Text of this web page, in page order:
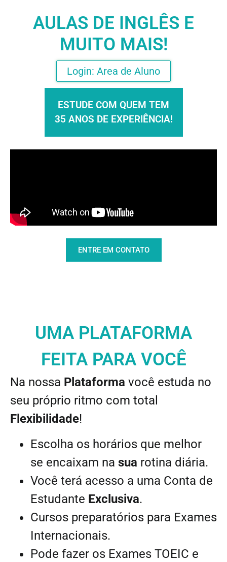
AULAS DE INGLÊS E
MUITO MAIS!
Login: Area de Aluno
ESTUDE COM QUEM TEM
35 ANOS DE EXPERIÊNCIA!
ENTRE EM CONTATO
UMA PLATAFORMA
FEITA PARA VOCÊ
Na nossa Plataforma você estuda no
seu próprio ritmo com total
Flexibilidade!
Escolha os horários que melhor
se encaixam na sua rotina diária.
Você terá acesso a uma Conta de
Estudante Exclusiva.
Cursos preparatórios para Exames
Internacionais.
Pode fazer os Exames TOEIC e